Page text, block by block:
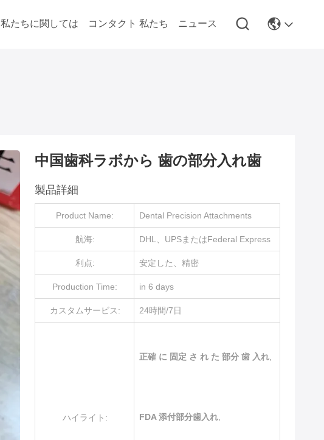
私たちに関しては コンタクト 私たち ニュース
中国歯科ラボから 歯の部分入れ歯
製品詳細
Product Name: Dental Precision Attachments
航海: DHL、UPSまたはFederal Express
利点: 安定した、精密
Production Time: in 6 days
カスタムサービス: 24時間/7日
ハイライト:
正確 に 固定 さ れ た 部分 歯 入れ
FDA 添付部分歯入れ